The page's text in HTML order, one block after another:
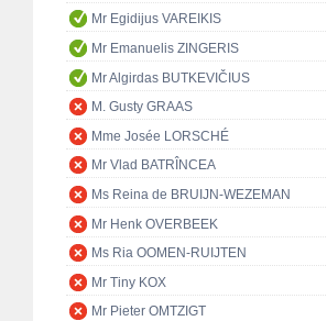
Mr Egidijus VAREIKIS
Mr Emanuelis ZINGERIS
Mr Algirdas BUTKEVIČIUS
M. Gusty GRAAS
Mme Josée LORSCHÉ
Mr Vlad BATRÎNCEA
Ms Reina de BRUIJN-WEZEMAN
Mr Henk OVERBEEK
Ms Ria OOMEN-RUIJTEN
Mr Tiny KOX
Mr Pieter OMTZIGT